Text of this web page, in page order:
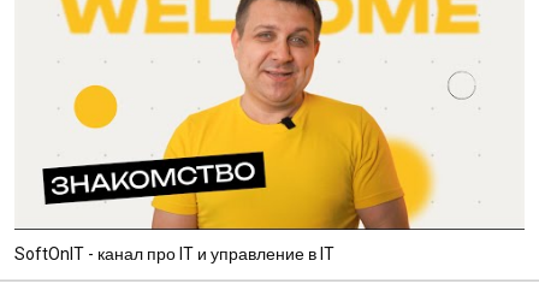
SoftOnIT - канал про IT и управление в IT